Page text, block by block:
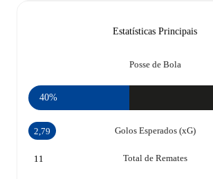
Estatísticas Principais
Posse de Bola
40%
Golos Esperados (xG)
2,79
Total de Remates
11